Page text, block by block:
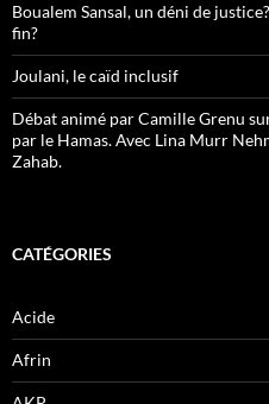
Boualem Sansal, un déni de
fin?
Joulani, le caïd inclusif
Débat animé par Camille Grenu
par le Hamas. Avec Lina Murr
Zahab.
CATÉGORIES
Acide
Afrin